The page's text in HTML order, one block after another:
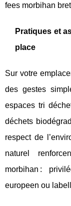
fees morbihan
Pratiques et
place
Sur votre
des gestes
espaces tri
déchets
respect de
naturel
morbihan :
europeen ou